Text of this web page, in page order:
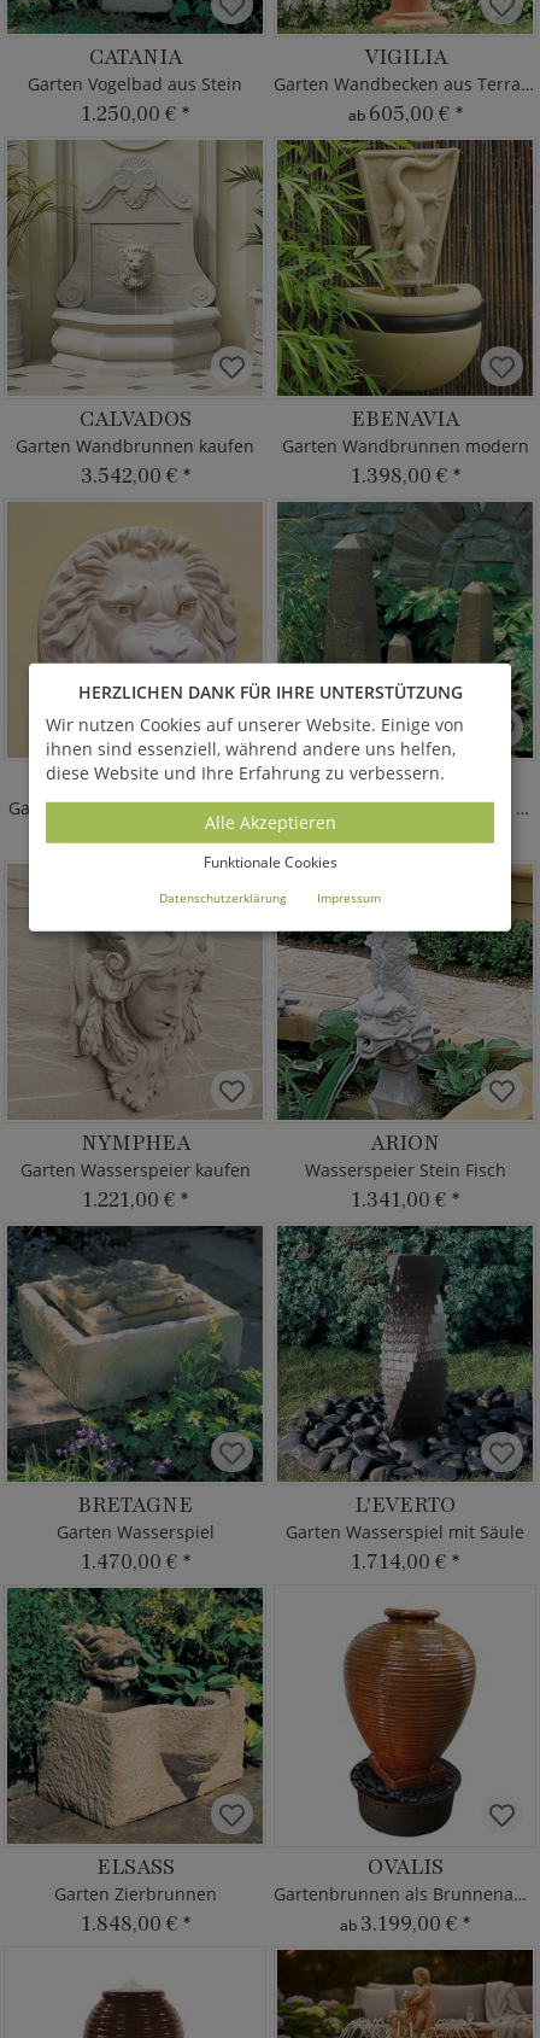
CATANIA
Garten Vogelbad aus Stein
1.250,00 € *
VIGILIA
Garten Wandbecken aus Terrakotta
ab 605,00 € *
CALVADOS
Garten Wandbrunnen kaufen
3.542,00 € *
EBENAVIA
Garten Wandbrunnen modern
1.398,00 € *
LEON
Garten Wasserpeier Löwenkopf
1.658,00 €*
OBELIDA SET
Wasserspeier - Obelisken 3er Set
1.225,00 €*
NYMPHEA
Garten Wasserspeier kaufen
1.221,00 € *
ARION
Wasserspeier Stein Fisch
1.341,00 € *
BRETAGNE
Garten Wasserspiel
1.470,00 € *
L'EVERTO
Garten Wasserspiel mit Säule
1.714,00 € *
ELSASS
Garten Zierbrunnen
1.848,00 € *
OVALIS
Gartenbrunnen als Brunnenamphore mit Pumpe
ab 3.199,00 € *
HERZLICHEN DANK FÜR IHRE UNTERSTÜTZUNG
Wir nutzen Cookies auf unserer Website. Einige von
ihnen sind essenziell, während andere uns helfen,
diese Website und Ihre Erfahrung zu verbessern.
Alle Akzeptieren
Funktionale Cookies
Datenschutzerklärung Impressum